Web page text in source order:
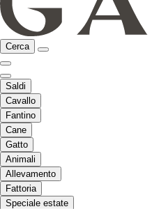
Cerca
Saldi
Cavallo
Fantino
Cane
Gatto
Animali
Allevamento
Fattoria
Speciale estate